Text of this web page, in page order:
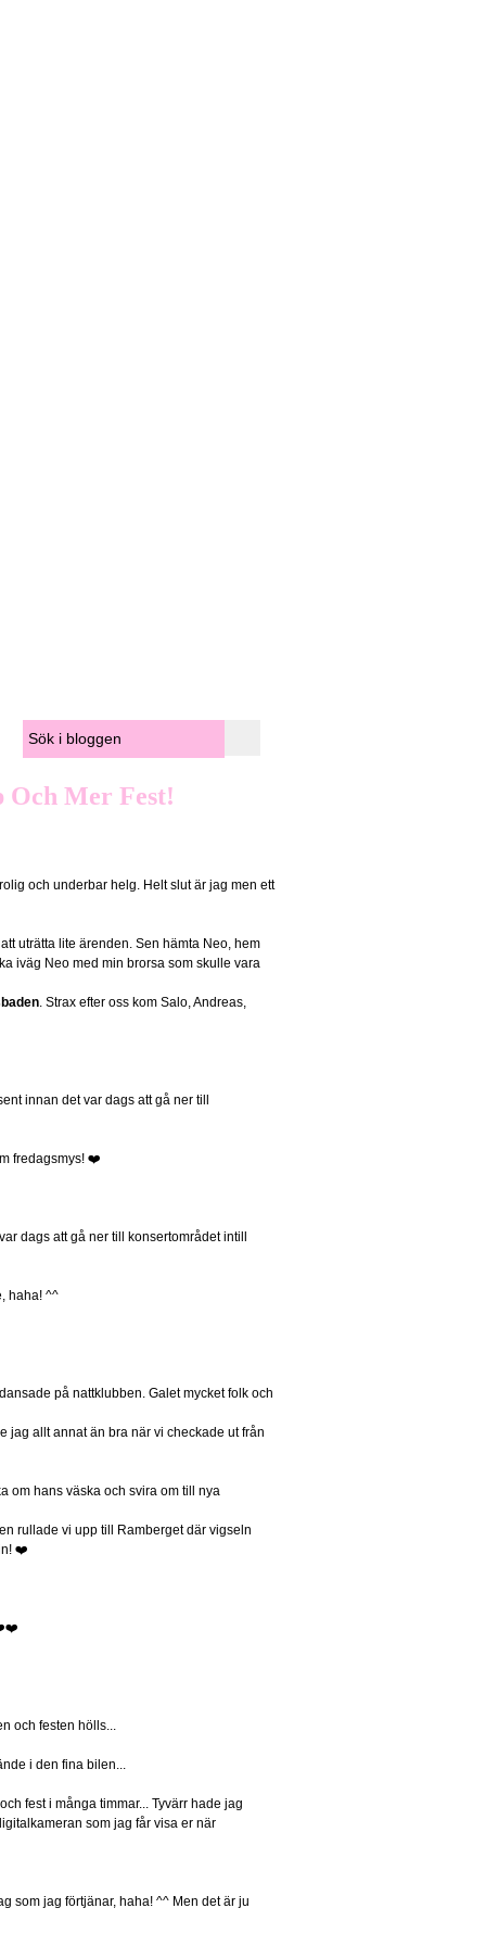
Och Mer Fest!
och underbar helg. Helt slut är jag men ett
uträtta lite ärenden. Sen hämta Neo, hem
iväg Neo med min brorsa som skulle vara
. Strax efter oss kom Salo, Andreas,
innan det var dags att gå ner till
fredagsmys! ❤️
dags att gå ner till konsertområdet intill
haha! ^^
på nattklubben. Galet mycket folk och
jag allt annat än bra när vi checkade ut från
om hans väska och svira om till nya
rullade vi upp till Ramberget där vigseln
❤️
och festen hölls...
i den fina bilen...
fest i många timmar... Tyvärr hade jag
som jag får visa er när
som jag förtjänar, haha! ^^ Men det är ju